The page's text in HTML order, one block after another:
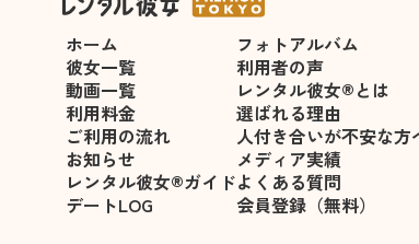
ホーム
彼女一覧
動画一覧
利用料金
ご利用の流れ
お知らせ
レンタル彼女®ガイド
デートLOG
フォトアルバム
利用者の声
レンタル彼女®とは
選ばれる理由
人付き合いが不安な方
メディア実績
よくある質問
会員登録（無料）